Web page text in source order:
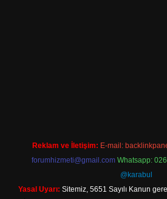
Reklam ve İletişim: E-mail:
forumhizmeti@gmail.com Whatsapp:
@karabul
Yasal Uyarı: Sitemiz, 5651 Sayılı Kanun